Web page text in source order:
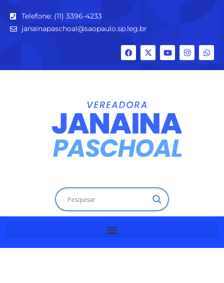
Telefone: (11) 3396-4233
janainapaschoal@saopaulo.sp.leg.br